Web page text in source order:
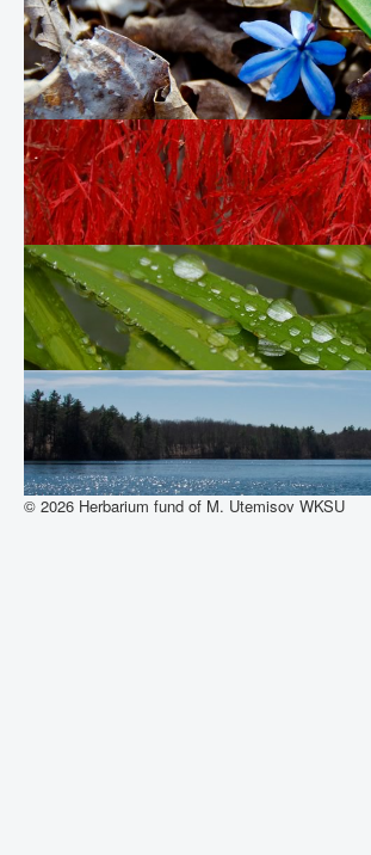
© 2026 Herbarium fund of M. Utemisov WKSU